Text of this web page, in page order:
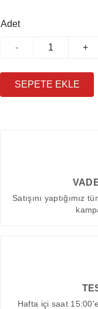
Adet
- +
Satışını yaptığımız
Hafta içi saat